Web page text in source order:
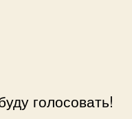
голосовать!